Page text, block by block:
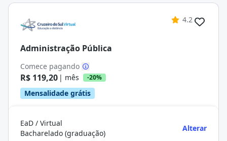
4.2
Administração Pública
Comece pagando
R$ 119,20 | mês -20%
Mensalidade grátis
EaD / Virtual
Bacharelado (graduação)
Alterar